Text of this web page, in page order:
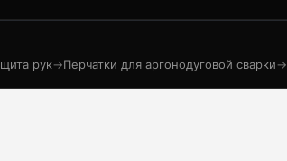
рук→Перчатки для аргонодуговой сварки→